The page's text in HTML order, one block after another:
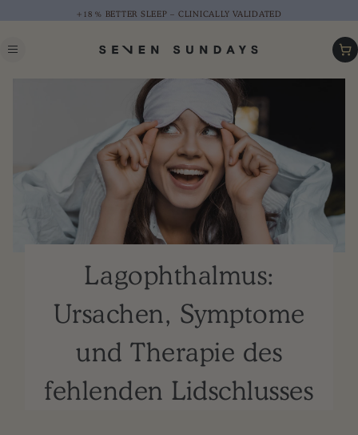
+18 % BETTER SLEEP – CLINICALLY VALIDATED
Lagophthalmus:
Ursachen, Symptome
und Therapie des
fehlenden Lidschlusses